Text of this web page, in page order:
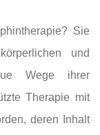
Sie
und
Wege ihrer
Therapie mit
deren Inhalt